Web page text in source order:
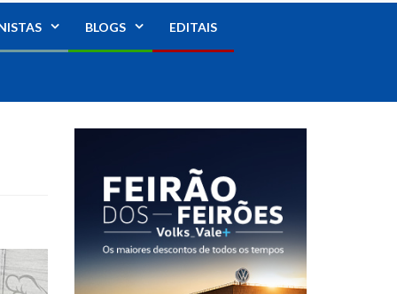
BLOGS EDITAIS